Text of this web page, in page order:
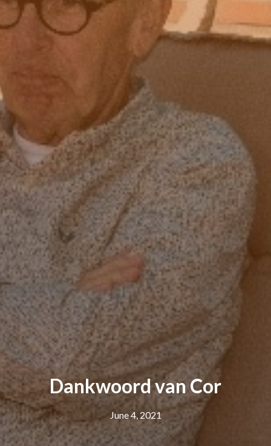
Dankwoord van Cor
June 4, 2021